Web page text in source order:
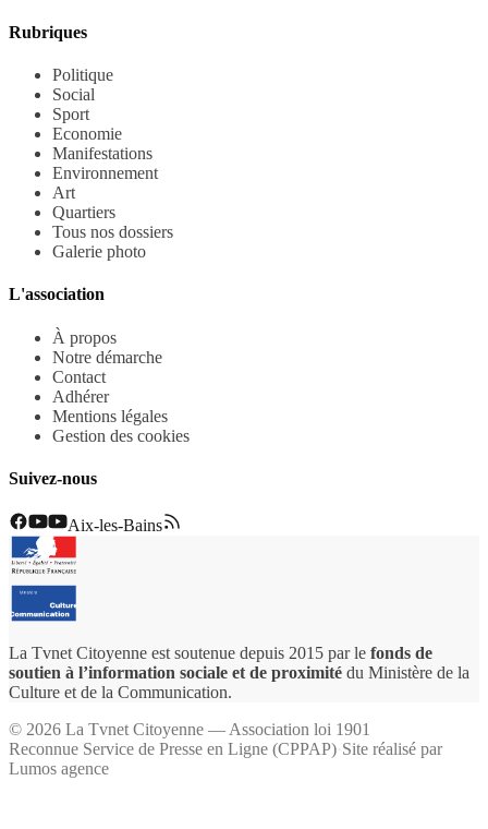
Rubriques
Politique
Social
Sport
Economie
Manifestations
Environnement
Art
Quartiers
Tous nos dossiers
Galerie photo
L'association
À propos
Notre démarche
Contact
Adhérer
Mentions légales
Gestion des cookies
Suivez-nous
Aix-les-Bains
La Tvnet Citoyenne est soutenue depuis 2015 par le fonds de
soutien à l’information sociale et de proximité du Ministère de la
Culture et de la Communication.
© 2026 La Tvnet Citoyenne — Association loi 1901
Reconnue Service de Presse en Ligne (CPPAP)·Site réalisé par
Lumos agence